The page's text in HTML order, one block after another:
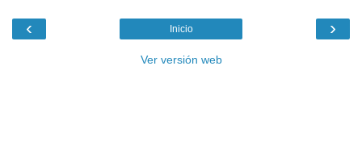
‹ ›
Inicio
Ver versión web